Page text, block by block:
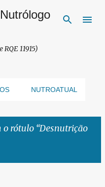
principal
11915)
NUTROATUAL
o rótulo Desnutrição